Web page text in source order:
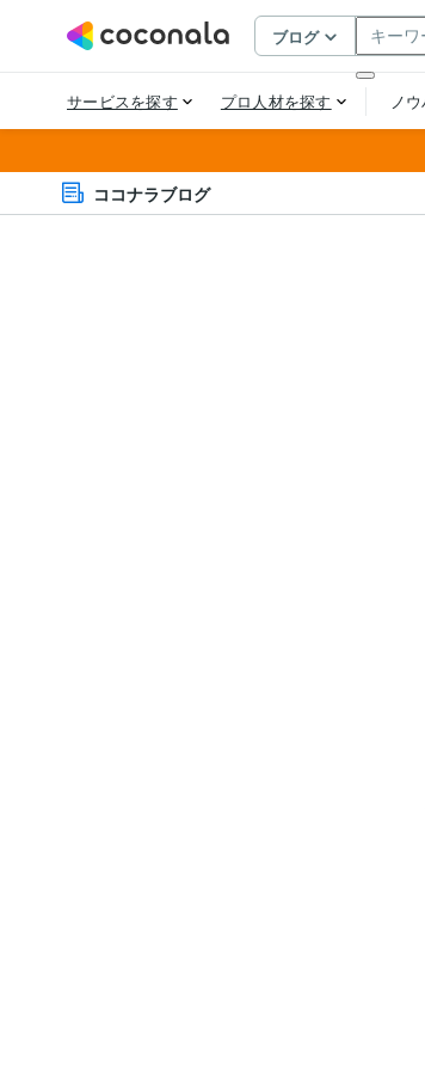
ココナラブログ